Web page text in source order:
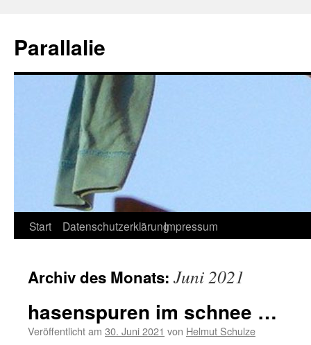
springen
Parallalie
Start DatenschutzerklärungImpressum
Archiv des Monats: Juni 2021
hasenspuren im schnee …
Veröffentlicht am 30. Juni 2021 von Helmut Schulze